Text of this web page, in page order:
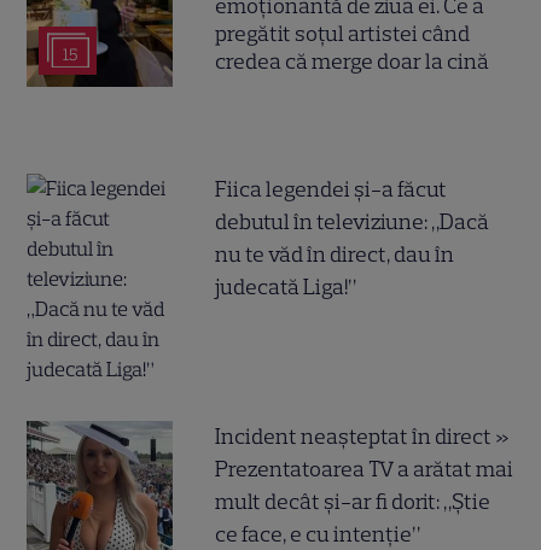
15
emoționantă de ziua ei. Ce a
pregătit soțul artistei când
credea că merge doar la cină
Fiica legendei și-a făcut
debutul în televiziune: „Dacă
nu te văd în direct, dau în
judecată Liga!”
Incident neașteptat în direct »
Prezentatoarea TV a arătat mai
mult decât și-ar fi dorit: „Știe
ce face, e cu intenție”